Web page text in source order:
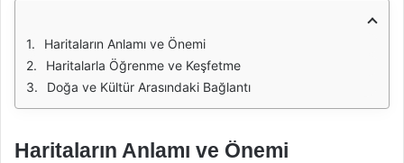
Haritaların Anlamı ve Önemi
Haritalarla Öğrenme ve Keşfetme
Doğa ve Kültür Arasındaki Bağlantı
Haritaların Anlamı ve Önemi